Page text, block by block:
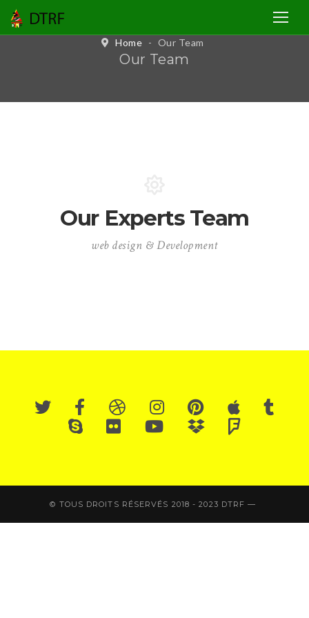
Home - Our Team
Our Team
Our Experts Team
web design & Development
© TOUS DROITS RÉSERVÉS 2018 - 2023 DTRF —